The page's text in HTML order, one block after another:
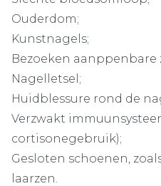
Ouderdom;
Kunstnagels;
Bezoeken aanppenbare
Nagelletsel;
Huidblessure rond de
Verzwakt
cortisonegebruik);
Gesloten schoenen,
laarzen.